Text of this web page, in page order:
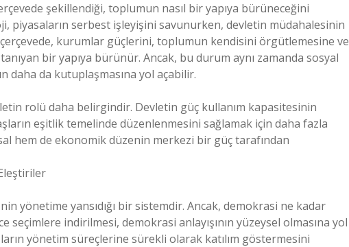
şekillendiği, toplumun nasıl bir yapıya bürüneceğini
piyasaların serbest işleyişini savunurken, devletin müdahalesinin
kurumlar güçlerini, toplumun kendisini örgütlemesine ve
bir yapıya bürünür. Ancak, bu durum aynı zamanda sosyal
daha da kutuplaşmasına yol açabilir.
rolü daha belirgindir. Devletin güç kullanım kapasitesinin
eşitlik temelinde düzenlenmesini sağlamak için daha fazla
hem de ekonomik düzenin merkezi bir güç tarafından
yönetime yansıdığı bir sistemdir. Ancak, demokrasi ne kadar
seçimlere indirilmesi, demokrasi anlayışının yüzeysel olmasına yol
yönetim süreçlerine sürekli olarak katılım göstermesini